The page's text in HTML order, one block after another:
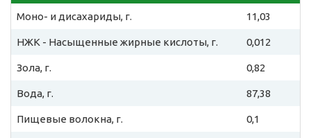
Моно- и дисахариды, г. 11,03
НЖК - Насыщенные жирные кислоты, г. 0,012
Зола, г. 0,82
Вода, г. 87,38
Пищевые волокна, г. 0,1